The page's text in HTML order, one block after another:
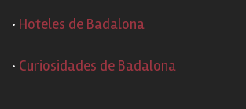
· Hoteles de Badalona
· Curiosidades de Badalona